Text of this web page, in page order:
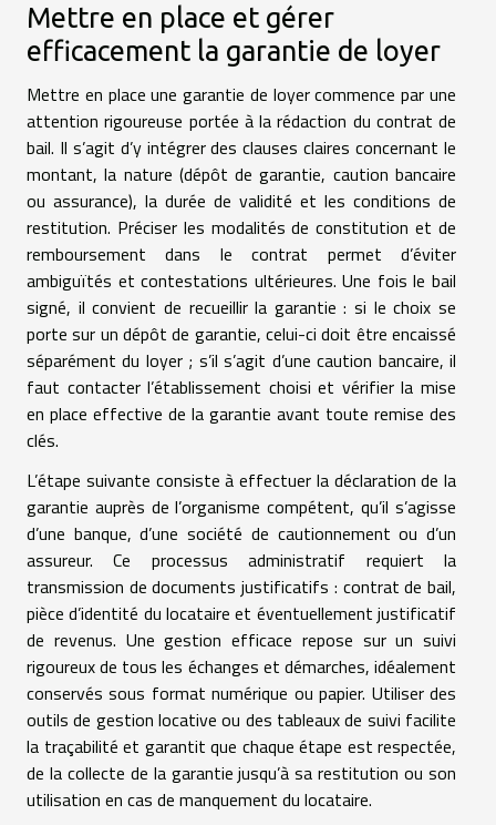
Mettre en place et gérer
efficacement la garantie de loyer
Mettre en place une garantie de loyer commence par une
attention rigoureuse portée à la rédaction du contrat de
bail. Il s’agit d’y intégrer des clauses claires concernant le
montant, la nature (dépôt de garantie, caution bancaire
ou assurance), la durée de validité et les conditions de
restitution. Préciser les modalités de constitution et de
remboursement dans le contrat permet d’éviter
ambiguïtés et contestations ultérieures. Une fois le bail
signé, il convient de recueillir la garantie : si le choix se
porte sur un dépôt de garantie, celui-ci doit être encaissé
séparément du loyer ; s’il s’agit d’une caution bancaire, il
faut contacter l’établissement choisi et vérifier la mise
en place effective de la garantie avant toute remise des
clés.
L’étape suivante consiste à effectuer la déclaration de la
garantie auprès de l’organisme compétent, qu’il s’agisse
d’une banque, d’une société de cautionnement ou d’un
assureur. Ce processus administratif requiert la
transmission de documents justificatifs : contrat de bail,
pièce d’identité du locataire et éventuellement justificatif
de revenus. Une gestion efficace repose sur un suivi
rigoureux de tous les échanges et démarches, idéalement
conservés sous format numérique ou papier. Utiliser des
outils de gestion locative ou des tableaux de suivi facilite
la traçabilité et garantit que chaque étape est respectée,
de la collecte de la garantie jusqu’à sa restitution ou son
utilisation en cas de manquement du locataire.